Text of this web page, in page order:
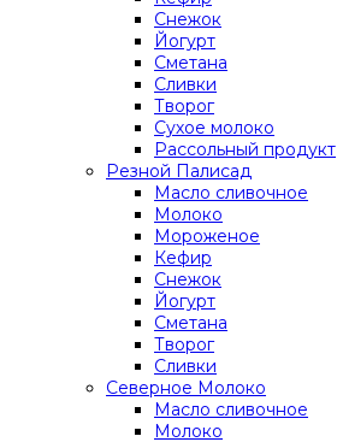
Снежок
Йогурт
Сметана
Сливки
Творог
Сухое молоко
Рассольный продукт
Резной Палисад
Масло сливочное
Молоко
Мороженое
Кефир
Снежок
Йогурт
Сметана
Творог
Сливки
Северное Молоко
Масло сливочное
Молоко